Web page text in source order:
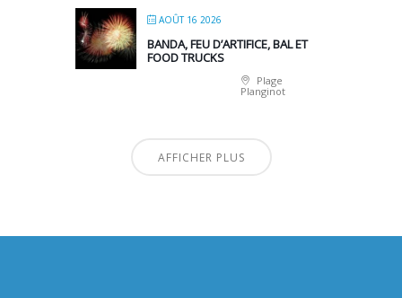
AOÛT 16 2026
BANDA, FEU D’ARTIFICE, BAL ET
FOOD TRUCKS
Plage
Planginot
AFFICHER PLUS